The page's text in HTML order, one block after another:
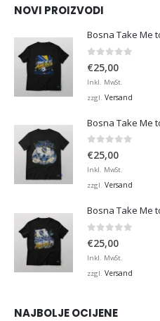
NOVI PROIZVODI
Bosna Take Me
€25,00
Inkl. MwSt.
zzgl. Versand
Bosna Take Me
0 von 5
€25,00
Inkl. MwSt.
zzgl. Versand
Bosna Take Me
€25,00
Inkl. MwSt.
zzgl. Versand
NAJBOLJE OCIJENE